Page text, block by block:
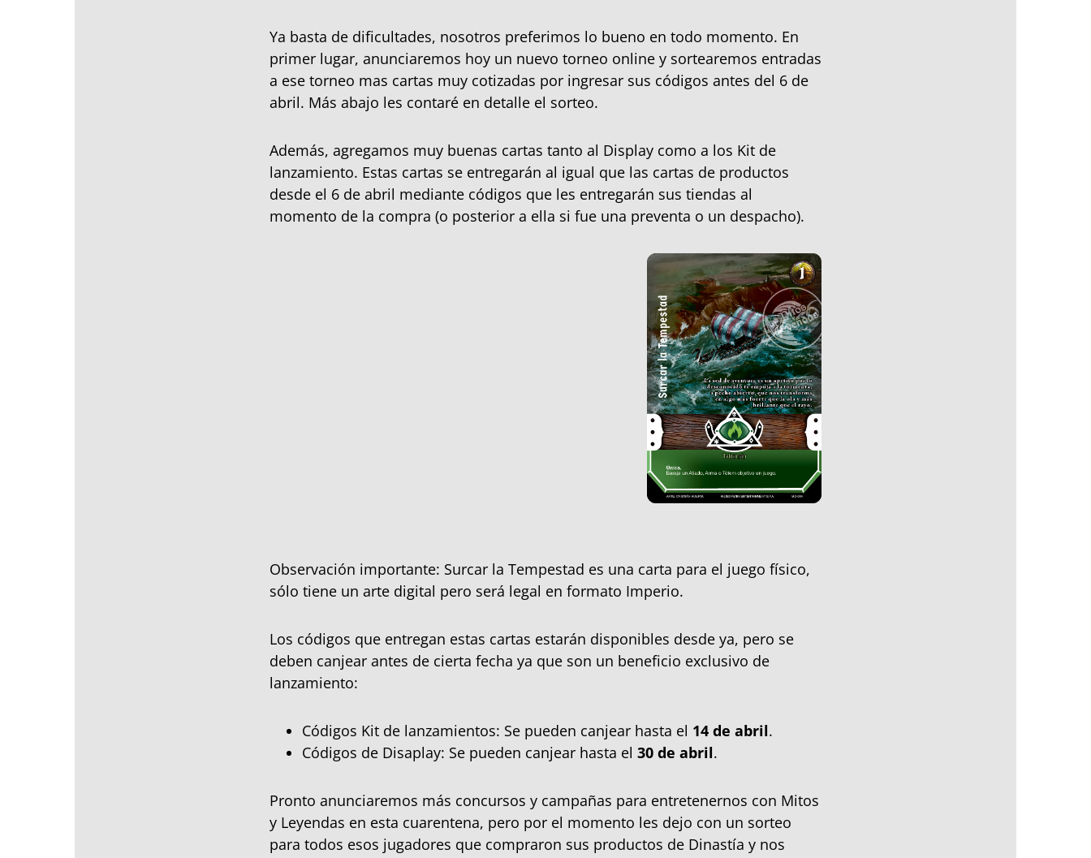
Ya basta de dificultades, nosotros preferimos lo bueno en todo momento. En
primer lugar, anunciaremos hoy un nuevo torneo online y sortearemos entradas
a ese torneo mas cartas muy cotizadas por ingresar sus códigos antes del 6 de
abril. Más abajo les contaré en detalle el sorteo.
Además, agregamos muy buenas cartas tanto al Display como a los Kit de
lanzamiento. Estas cartas se entregarán al igual que las cartas de productos
desde el 6 de abril mediante códigos que les entregarán sus tiendas al
momento de la compra (o posterior a ella si fue una preventa o un despacho).
Observación importante: Surcar la Tempestad es una carta para el juego físico,
sólo tiene un arte digital pero será legal en formato Imperio.
Los códigos que entregan estas cartas estarán disponibles desde ya, pero se
deben canjear antes de cierta fecha ya que son un beneficio exclusivo de
lanzamiento:
Códigos Kit de lanzamientos: Se pueden canjear hasta el 14 de abril.
Códigos de Disaplay: Se pueden canjear hasta el 30 de abril.
Pronto anunciaremos más concursos y campañas para entretenernos con Mitos
y Leyendas en esta cuarentena, pero por el momento les dejo con un sorteo
para todos esos jugadores que compraron sus productos de Dinastía y nos